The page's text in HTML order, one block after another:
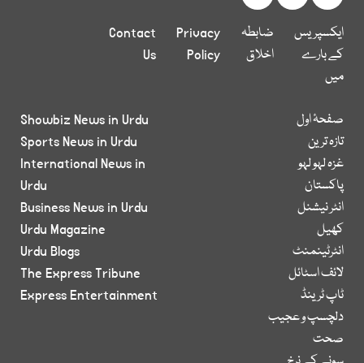
ایکسپریس
کے بارے
میں
ضابطہ
اخلاق
Privacy
Policy
Contact
Us
صفحۂ اول
تازہ ترین
غزہ لہو لہو
پاکستان
انٹر نیشنل
کھیل
انٹرٹینمنٹ
لائف اسٹائل
ٹاپ ٹرینڈ
دلچسپ و عجیب
صحت
Showbiz News in Urdu
Sports News in Urdu
International News in
Urdu
Business News in Urdu
Urdu Magazine
Urdu Blogs
The Express Tribune
Express Entertainment